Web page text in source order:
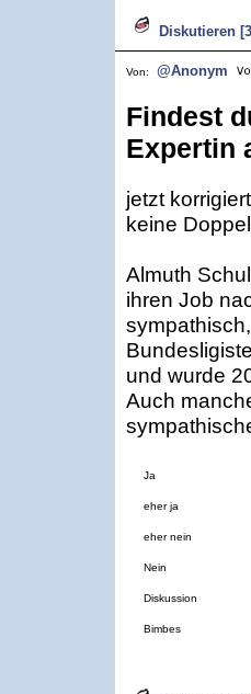
Diskutieren
Von: @Anonym
Findest
Expertin
jetzt
keine
Almuth
ihren Job
und wurde
Auch
Ja
eher ja
eher nein
Nein
Diskussion
Bimbes